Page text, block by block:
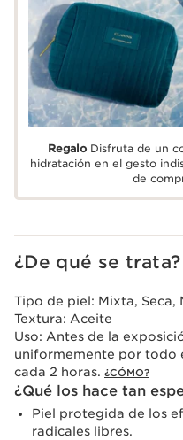
RegaloDisfruta de un
hidratación en el gesto
de
¿De qué se trata?
Tipo de piel: Mixta, Seca,
Textura: Aceite
Uso: Antes de la
uniformemente por todo
cada 2 horas. ¿CÓMO?
¿Qué los hace tan
Piel protegida de los
radicales libres.